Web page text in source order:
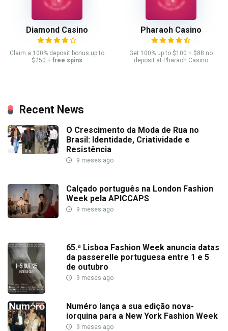
Diamond Casino
Claim a 100% deposit bonus up to
$250 + free spins
Pharaoh Casino
Get 100% up to $100 + $88 no
deposit at Pharaoh Casino
Recent News
O Crescimento da Moda de Rua no
Brasil: Identidade, Criatividade e
Resistência
9 meses ago
Calçado português na London Fashion
Week pela APICCAPS
9 meses ago
65.ª Lisboa Fashion Week anuncia datas
da passerelle portuguesa entre 1 e 5
de outubro
9 meses ago
Numéro lança a sua edição nova-
iorquina para a New York Fashion Week
9 meses ago